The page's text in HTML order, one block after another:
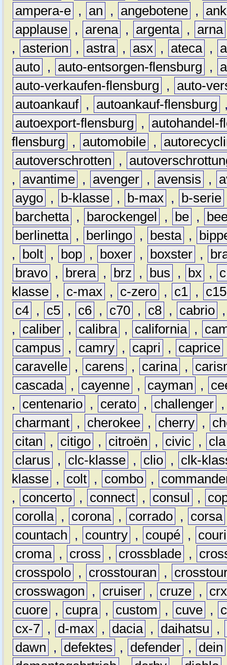
ampera-e , an , angebotene ,
applause , arena , argenta , arna
,
asterion , astra , asx , ateca ,
auto , auto-entsorgen-flensburg ,
auto-verkaufen-flensburg
,
auto-
autoankauf , autoankauf-flensburg
autoexport-flensburg
,
autohandel-
flensburg
, automobile ,
autoverschrotten
,
,
avantime , avenger , avensis ,
aygo , b-klasse , b-max , b-serie
barchetta , barockengel , be ,
berlinetta , berlingo , besta ,
,
bolt , bop , boxer , boxster ,
bravo , brera , brz , bus , bx ,
c
klasse , c-max , c-zero , c1 ,
c15
c4 , c5 , c6 , c70 , c8 , cabrio
,
caliber , calibra , california ,
campus
, camry , capri , caprice
caravelle , carens , carina ,
cascada , cayenne , cayman ,
,
centenario , cerato , challenger
charmant , cherokee , cherry ,
citan
, citigo , citroën , civic ,
cla
clarus
, clc-klasse , clio ,
clk-
klasse , colt , combo ,
,
concerto , connect , consul ,
corolla , corona , corrado , corsa
countach
, country , coupé ,
croma , cross , crossblade ,
crosspolo , crosstouran ,
crosswagon
, cruiser , cruze ,
crx
cuore , cupra , custom , cuve ,
cx-7 , d-max , dacia , daihatsu
,
dawn
, defektes , defender , dein